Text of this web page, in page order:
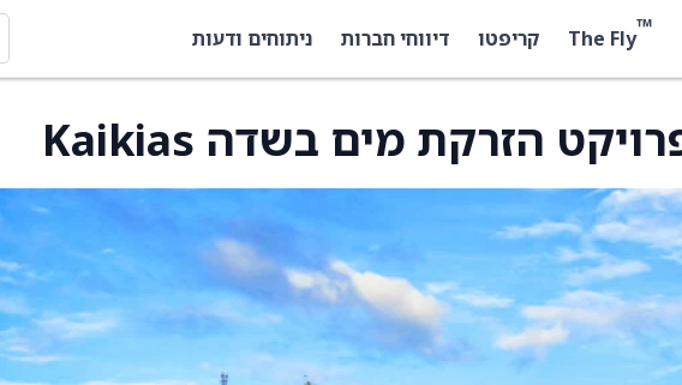
™
The Fly קריפטו דיווחי חברות ניתוחים ודעות